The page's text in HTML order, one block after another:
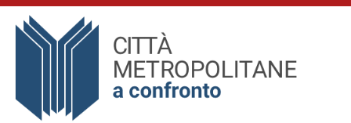
Salta
contenuto